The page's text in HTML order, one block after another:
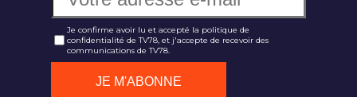
Je confirme avoir lu et accepté la politique de
confidentialité de TV78, et j'accepte de recevoir des
communications de TV78.